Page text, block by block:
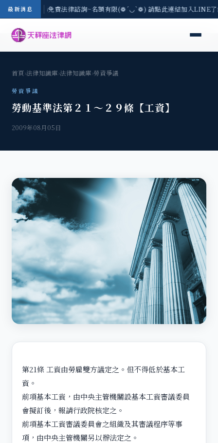
最新消息
-8/3(一) 現場免費法律諮詢~名額有限(❁´◡`❁) 請點此連結加入LINE
首頁›法律知識庫›法律知識庫›勞資爭議
勞資爭議
勞動基準法第２１～２９條【工資】
2009年08月05日
第21條 工資由勞雇雙方議定之。但不得低於基本工
資。
前項基本工資，由中央主管機關設基本工資審議委員
會擬訂後，報請行政院核定之。
前項基本工資審議委員會之組織及其審議程序等事
項，由中央主管機關另以辦法定之。